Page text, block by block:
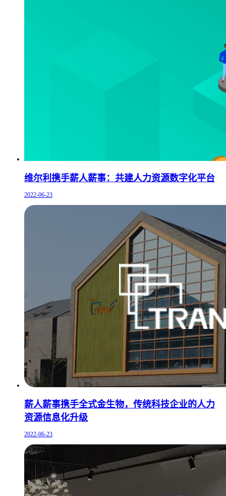
维尔利携手薪人薪事：共建人力资源数字化平台
2022-06-23
薪人薪事携手全式金生物，传统科技企业的人力
资源信息化升级
2022-06-23